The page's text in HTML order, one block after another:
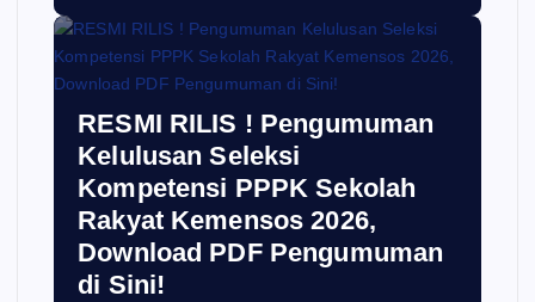
RESMI RILIS ! Pengumuman
Kelulusan Seleksi
Kompetensi PPPK Sekolah
Rakyat Kemensos 2026,
Download PDF Pengumuman
di Sini!